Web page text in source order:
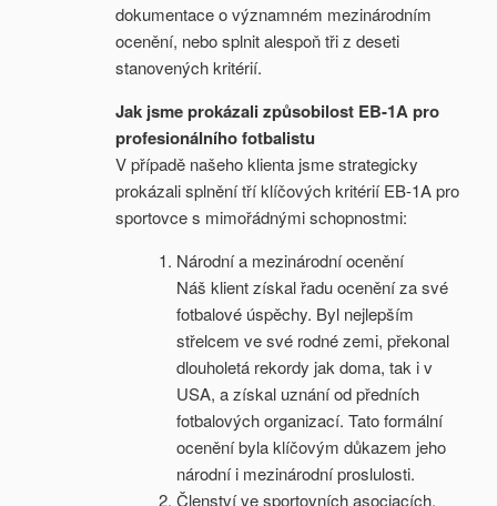
dokumentace o významném mezinárodním
ocenění, nebo splnit alespoň tři z deseti
stanovených kritérií.
Jak jsme prokázali způsobilost EB-1A pro
profesionálního fotbalistu
V případě našeho klienta jsme strategicky
prokázali splnění tří klíčových kritérií EB-1A pro
sportovce s mimořádnými schopnostmi:
Národní a mezinárodní ocenění
Náš klient získal řadu ocenění za své
fotbalové úspěchy. Byl nejlepším
střelcem ve své rodné zemi, překonal
dlouholetá rekordy jak doma, tak i v
USA, a získal uznání od předních
fotbalových organizací. Tato formální
ocenění byla klíčovým důkazem jeho
národní i mezinárodní proslulosti.
Členství ve sportovních asociacích,